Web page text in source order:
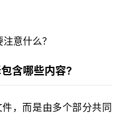
含哪些内容?
，而是由多个部分共同